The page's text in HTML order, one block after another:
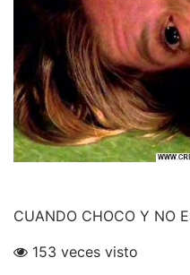
CUANDO CHOCO Y NO
153 veces visto